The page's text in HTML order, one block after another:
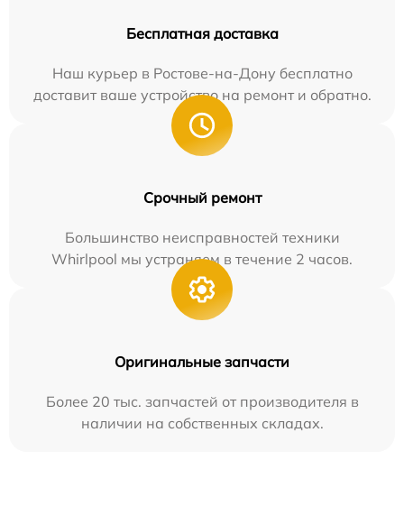
Бесплатная доставка
Наш курьер в Ростове-на-Дону бесплатно
доставит ваше устройство на ремонт и обратно.
Срочный ремонт
Большинство неисправностей техники
Whirlpool мы устраняем в течение 2 часов.
Оригинальные запчасти
Более 20 тыс. запчастей от производителя в
наличии на собственных складах.